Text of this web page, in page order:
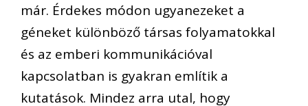
már. Érdekes módon ugyanezeket a
géneket különböző társas folyamatokkal
és az emberi kommunikációval
kapcsolatban is gyakran említik a
kutatások. Mindez arra utal, hogy